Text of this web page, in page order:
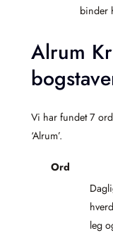
binder
Alrum
Vi har fundet 7
‘Alrum’.
Ord
leg